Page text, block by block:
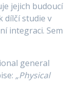
jejich budoucí
dílčí studie v
integraci. Sem
general
„Physical